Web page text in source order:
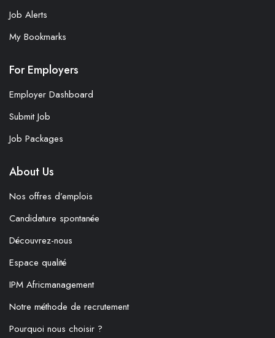
Job Alerts
My Bookmarks
For Employers
Employer Dashboard
Submit Job
Job Packages
About Us
Nos offres d’emplois
Candidature spontanée
Découvrez-nous
Espace qualité
IPM Africmanagement
Notre méthode de recrutement
Pourquoi nous choisir ?